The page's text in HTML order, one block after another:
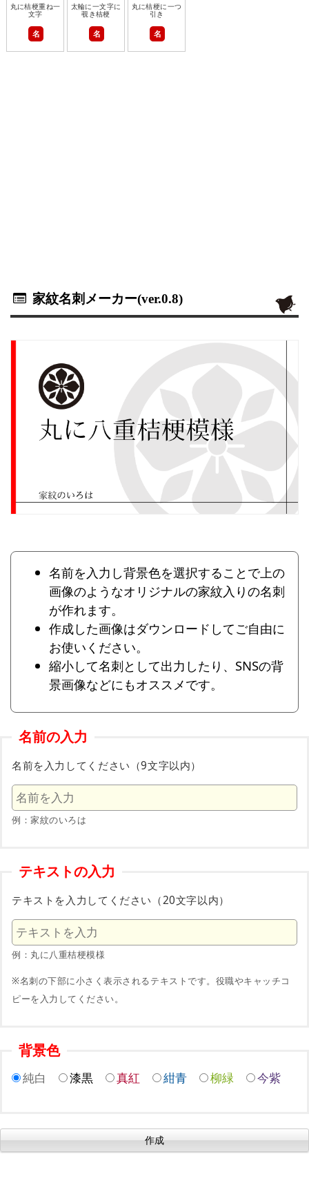
丸に桔梗重ね一
文字
名
太輪に一文字に
覗き桔梗
名
丸に桔梗に一つ
引き
名
家紋名刺メーカー(ver.0.8)
名前を入力し背景色を選択することで上の
画像のようなオリジナルの家紋入りの名刺
が作れます。
作成した画像はダウンロードしてご自由に
お使いください。
縮小して名刺として出力したり、SNSの背
景画像などにもオススメです。
名前の入力
名前を入力してください（9文字以内）
例：家紋のいろは
テキストの入力
テキストを入力してください（20文字以内）
例：丸に八重桔梗模様
※名刺の下部に小さく表示されるテキストです。役職やキャッチコ
ピーを入力してください。
背景色
純白 漆黒 真紅 紺青 柳緑 今紫